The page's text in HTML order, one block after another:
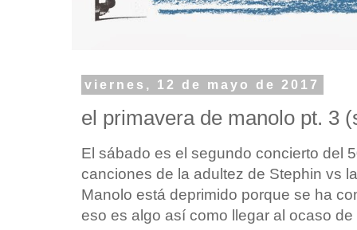
viernes, 12 de mayo de 2017
el primavera de manolo pt. 3
El sábado es el segundo concierto del
canciones de la adultez de Stephin vs
Manolo está deprimido porque se ha
eso es algo así como llegar al ocaso